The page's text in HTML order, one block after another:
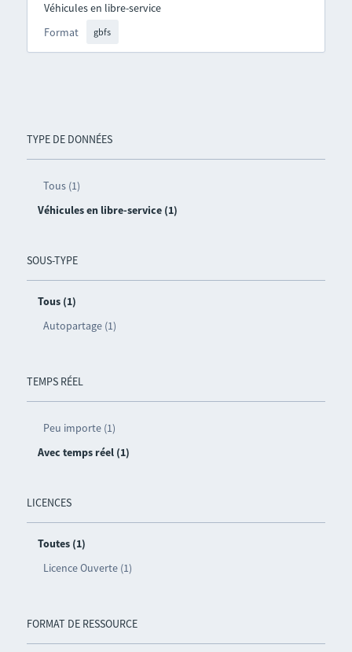
TYPE DE DONNÉES
Tous (1)
Véhicules en libre-service (1)
SOUS-TYPE
Tous (1)
Autopartage (1)
TEMPS RÉEL
Peu importe (1)
Avec temps réel (1)
LICENCES
Toutes (1)
Licence Ouverte (1)
FORMAT DE RESSOURCE
Format gbfs
Véhicules en libre-service